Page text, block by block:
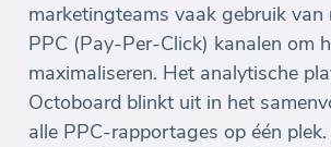
marketingteams vaak gebruik van
PPC (Pay-Per-Click) kanalen om
maximaliseren. Het analytische
Octoboard blinkt uit in het
alle PPC-rapportages op één plek.